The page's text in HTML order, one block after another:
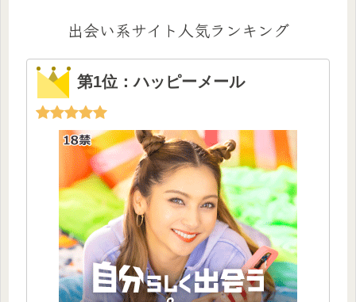
出会い系サイト人気ランキング
第1位：ハッピーメール